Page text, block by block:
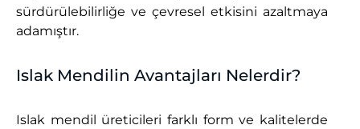
sürdürülebilirliğe ve çevresel etkisini azaltmaya
adamıştır.
Islak Mendilin Avantajları Nelerdir?
Islak mendil üreticileri farklı form ve kalitelerde